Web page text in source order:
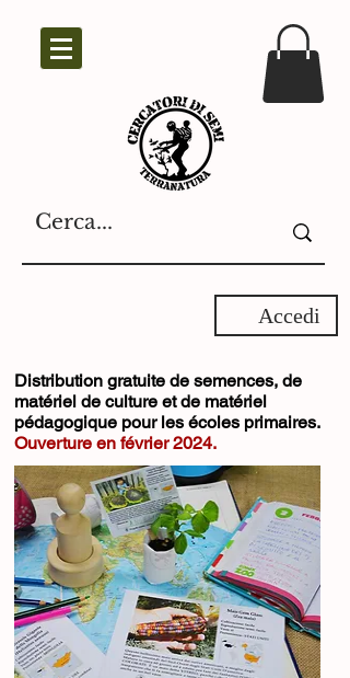
Accedi
Distribution gratuite de semences, de
matériel de culture et de matériel
pédagogique pour les écoles primaires.
Ouverture en février 2024.